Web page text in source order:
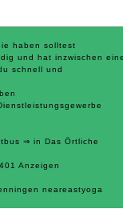
haben solltest
und hat inzwischen
schnell und
⇒ in Das Örtliche
Anzeigen
neareastyoga